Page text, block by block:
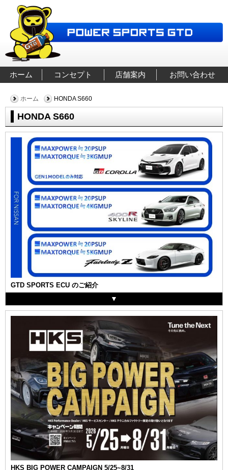
ホーム コンセプト 店舗案内 お問い合わせ
ホーム HONDA S660
HONDA S660
GTD SPORTS ECU のご紹介
HKS BIG POWER CAMPAIGN 5/25~8/31